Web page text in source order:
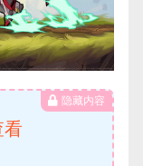
隐藏内容
看